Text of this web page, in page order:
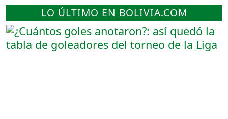
LO ÚLTIMO EN BOLIVIA.COM